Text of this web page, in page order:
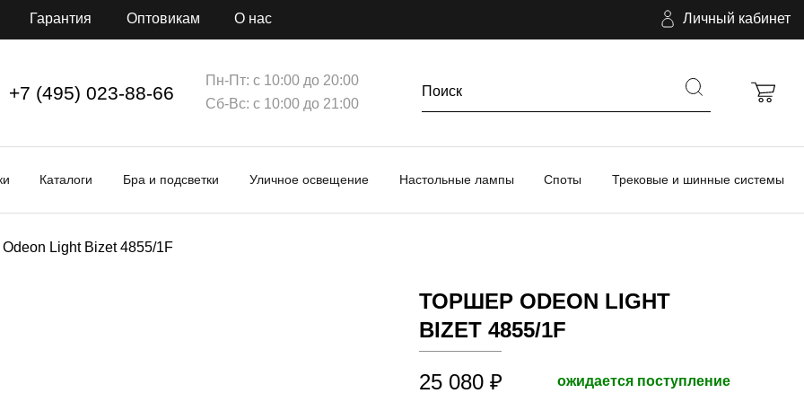
Гарантия Оптовикам О нас Личный кабинет
+7 (495) 023-88-66
Пн-Пт: с 10:00 до 20:00
Сб-Вс: с 10:00 до 21:00
Каталоги Бра и подсветки Уличное освещение Настольные лампы Споты Трековые и шинные системы
Light Bizet 4855/1F
ТОРШЕР ODEON LIGHT
BIZET 4855/1F
25 080 ₽ ожидается поступление